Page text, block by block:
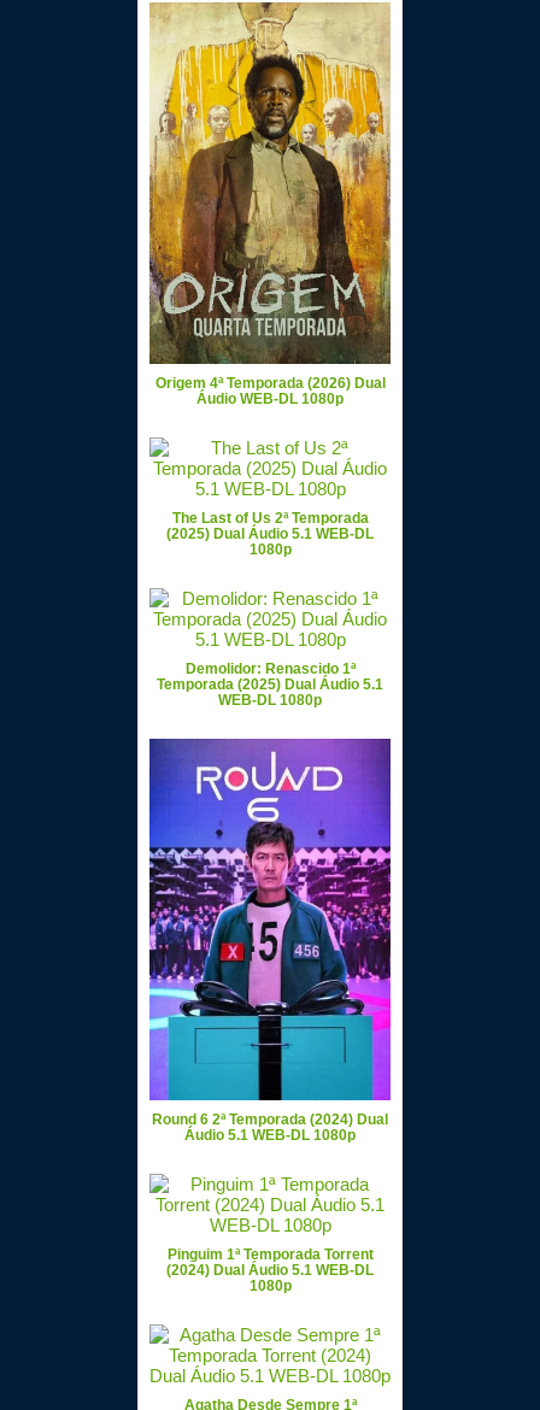
Origem 4ª Temporada (2026) Dual
Áudio WEB-DL 1080p
The Last of Us 2ª Temporada
(2025) Dual Áudio 5.1 WEB-DL
1080p
Demolidor: Renascido 1ª
Temporada (2025) Dual Áudio 5.1
WEB-DL 1080p
Round 6 2ª Temporada (2024) Dual
Áudio 5.1 WEB-DL 1080p
Pinguim 1ª Temporada Torrent
(2024) Dual Áudio 5.1 WEB-DL
1080p
Agatha Desde Sempre 1ª